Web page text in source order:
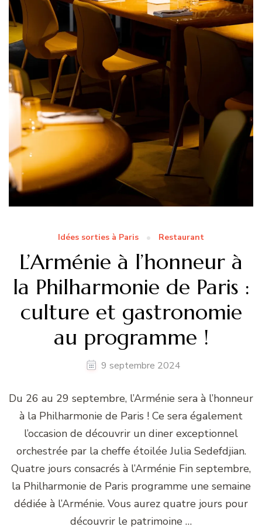
Idées sorties à Paris Restaurant
L’Arménie à l’honneur à
la Philharmonie de Paris :
culture et gastronomie
au programme !
9 septembre 2024
Du 26 au 29 septembre, l’Arménie sera à l’honneur
à la Philharmonie de Paris ! Ce sera également
l’occasion de découvrir un diner exceptionnel
orchestrée par la cheffe étoilée Julia Sedefdjian.
Quatre jours consacrés à l’Arménie Fin septembre,
la Philharmonie de Paris programme une semaine
dédiée à l’Arménie. Vous aurez quatre jours pour
découvrir le patrimoine …